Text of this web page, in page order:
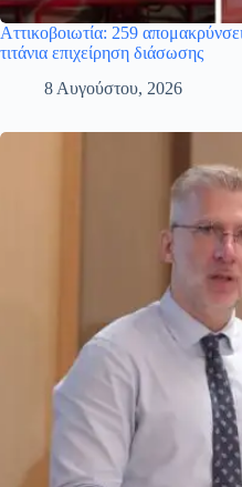
Αττικοβοιωτία: 259
τιτάνια επιχείρηση διάσωσης
8 Αυγούστου, 2026